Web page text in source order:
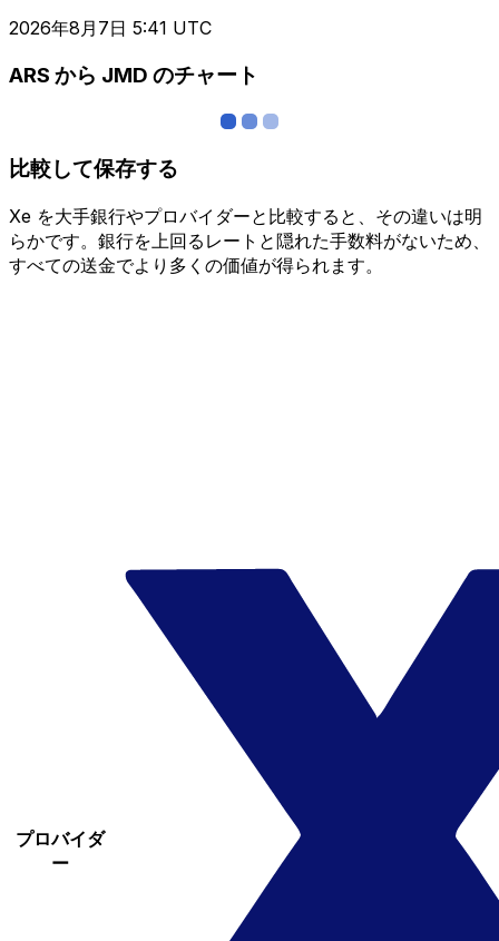
2026年8月7日 5:41 UTC
ARS から JMD のチャート
比較して保存する
Xe を大手銀行やプロバイダーと比較すると、その違いは明
らかです。銀行を上回るレートと隠れた手数料がないため、
すべての送金でより多くの価値が得られます。
プロバイダ
ー